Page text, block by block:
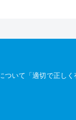
いて「適切で正し